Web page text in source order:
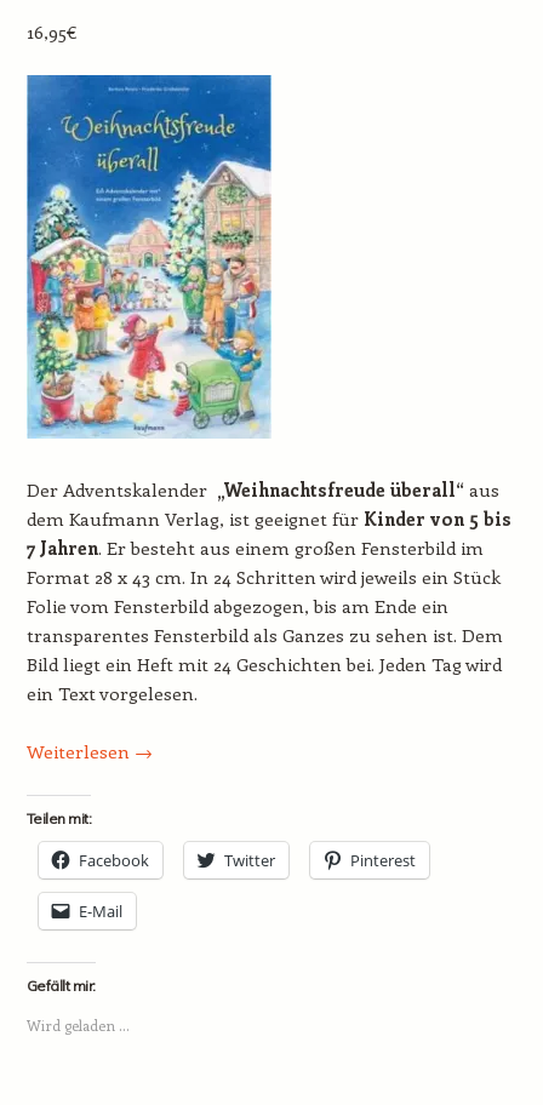
16,95€
Der Adventskalender „Weihnachtsfreude überall“ aus
dem Kaufmann Verlag, ist geeignet für Kinder von 5 bis
7 Jahren. Er besteht aus einem großen Fensterbild im
Format 28 x 43 cm. In 24 Schritten wird jeweils ein Stück
Folie vom Fensterbild abgezogen, bis am Ende ein
transparentes Fensterbild als Ganzes zu sehen ist. Dem
Bild liegt ein Heft mit 24 Geschichten bei. Jeden Tag wird
ein Text vorgelesen.
Weiterlesen →
Teilen mit:
Facebook Twitter Pinterest
E-Mail
Gefällt mir:
Wird geladen …